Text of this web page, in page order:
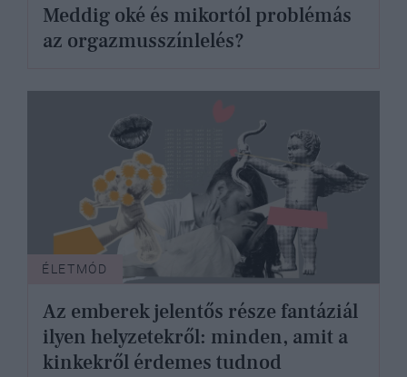
Meddig oké és mikortól problémás
az orgazmusszínlelés?
ÉLETMÓD
Az emberek jelentős része fantáziál
ilyen helyzetekről: minden, amit a
kinkekről érdemes tudnod